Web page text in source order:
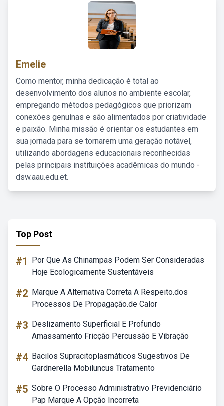
Emelie
Como mentor, minha dedicação é total ao
desenvolvimento dos alunos no ambiente escolar,
empregando métodos pedagógicos que priorizam
conexões genuínas e são alimentados por criatividade
e paixão. Minha missão é orientar os estudantes em
sua jornada para se tornarem uma geração notável,
utilizando abordagens educacionais reconhecidas
pelas principais instituições acadêmicas do mundo -
dsw.aau.edu.et.
Top Post
#1
Por Que As Chinampas Podem Ser Consideradas
Hoje Ecologicamente Sustentáveis
#2 Marque A Alternativa Correta A Respeito.dos
Processos De Propagação.de Calor
#3 Deslizamento Superficial E Profundo
Amassamento Fricção Percussão E Vibração
#4 Bacilos Supracitoplasmáticos Sugestivos De
Gardnerella Mobiluncus Tratamento
#5 Sobre O Processo Administrativo Previdenciário
Pap Marque A Opção Incorreta